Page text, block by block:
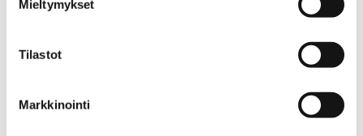
Mieltymykset
Tilastot
Markkinointi